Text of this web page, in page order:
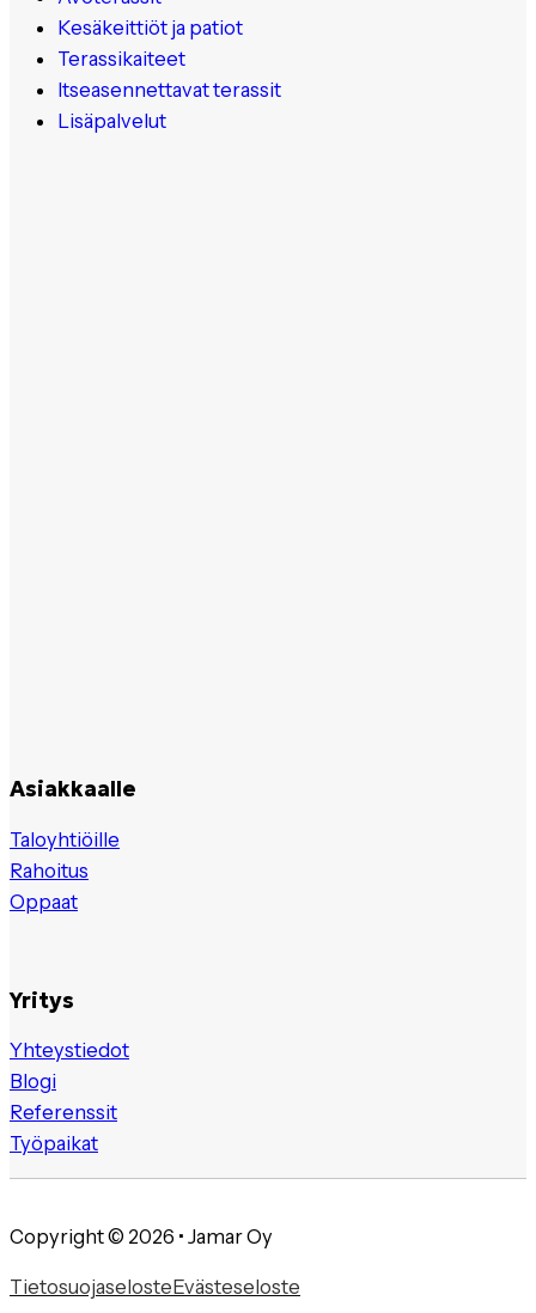
Kesäkeittiöt ja patiot
Terassikaiteet
Itseasennettavat terassit
Lisäpalvelut
Asiakkaalle
Taloyhtiöille
Rahoitus
Oppaat
Yritys
Yhteystiedot
Blogi
Referenssit
Työpaikat
Copyright © 2026 • Jamar Oy
TietosuojaselosteEvästeseloste